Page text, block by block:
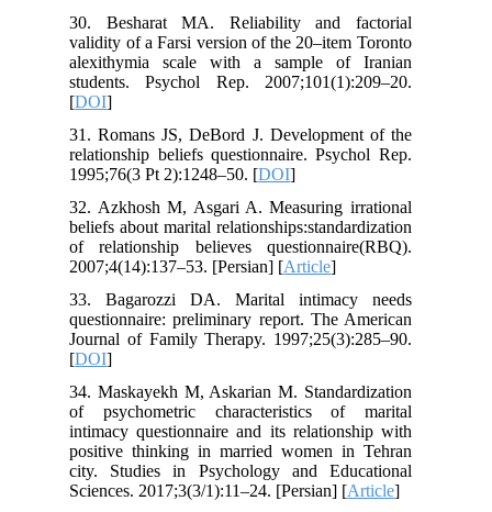
30. Besharat MA. Reliability and factorial
validity of a Farsi version of the 20–item Toronto
alexithymia scale with a sample of Iranian
students. Psychol Rep. 2007;101(1):209–20.
[DOI
31. Romans JS, DeBord J. Development of the
relationship beliefs questionnaire. Psychol Rep.
1995;76(3 Pt 2):1248–50. [DOI
32. Azkhosh M, Asgari A. Measuring irrational
beliefs about marital relationships:standardization
of relationship believes questionnaire(RBQ).
2007;4(14):137–53. [Persian] [Article
33. Bagarozzi DA. Marital intimacy needs
questionnaire: preliminary report. The American
Journal of Family Therapy. 1997;25(3):285–90.
[DOI
34. Maskayekh M, Askarian M. Standardization
of psychometric characteristics of marital
intimacy questionnaire and its relationship with
positive thinking in married women in Tehran
city. Studies in Psychology and Educational
Sciences. 2017;3(3/1):11–24. [Persian] [Article